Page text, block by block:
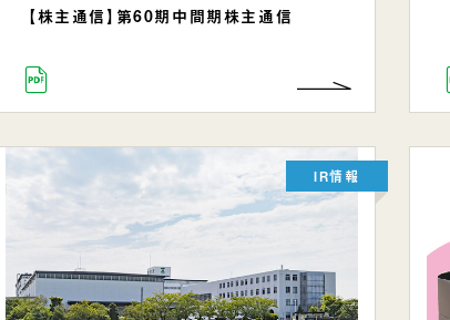
【株主通信】第60期中間期株主通信
IR情報